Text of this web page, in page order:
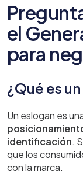
el
para
¿Qué es
Un eslogan es
identificación.
que los
con la marca.